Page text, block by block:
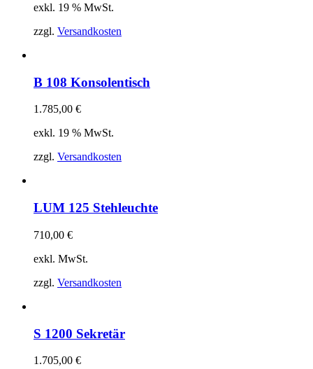
exkl. 19 % MwSt.
zzgl. Versandkosten
B 108 Konsolentisch
1.785,00 €
exkl. 19 % MwSt.
zzgl. Versandkosten
LUM 125 Stehleuchte
710,00 €
exkl. MwSt.
zzgl. Versandkosten
S 1200 Sekretär
1.705,00 €